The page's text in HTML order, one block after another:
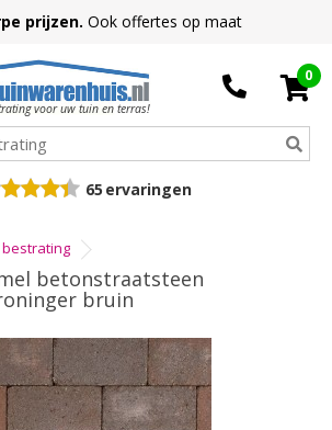
prijzen. Ook offertes op maat
voor uw tuin en terras!
0
65 ervaringen
betonstraatsteen
bruin